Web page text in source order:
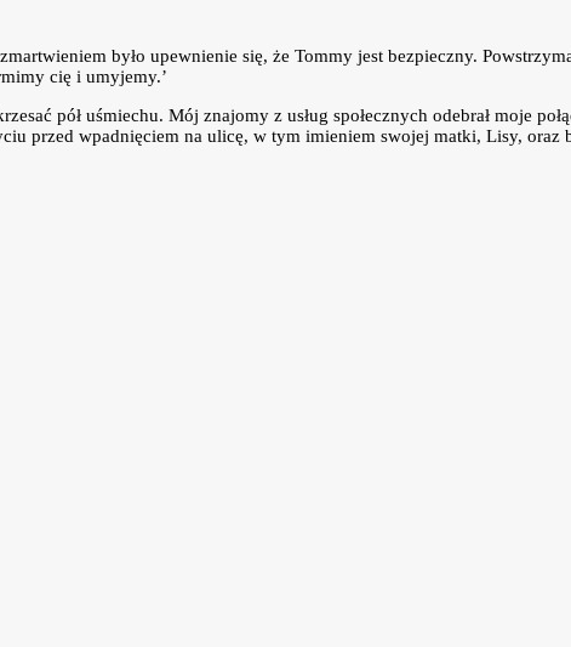
było upewnienie się, że Tommy jest bezpieczny.
cię i umyjemy.’
pół uśmiechu. Mój znajomy z usług społecznych odebrał moje
przed wpadnięciem na ulicę, w tym imieniem swojej matki, Lisy, oraz